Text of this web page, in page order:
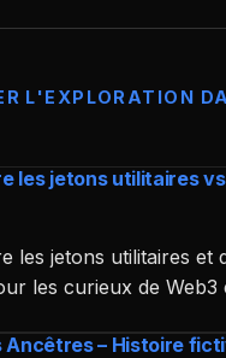
L'EXPLORATION
les jetons utilitaires
les jetons utilitaires et
les curieux de Web3
Ancêtres – Histoire